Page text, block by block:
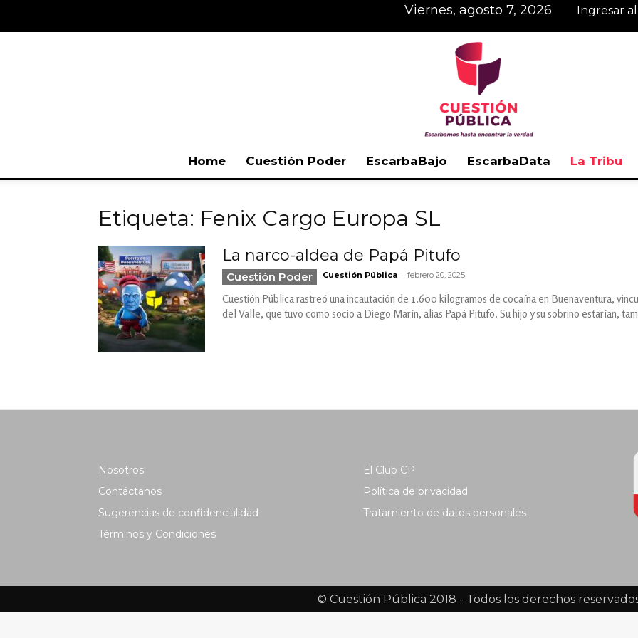
viernes, agosto 7, 2026 Ingresar
Home Cuestión Poder EscarbaBajo EscarbaData La Tribu
Etiqueta: Fenix Cargo Europa SL
La narco-aldea de Papá Pitufo
Cuestión Poder Cuestión Pública - febrero 20, 2025
Cuestión Pública rastreó una incautación de 1.600 kilogramos de cocaína en Buenaventura,
del Valle, que tuvo como socio a Diego Marín, alias Papá Pitufo. Su hijo y su sobrino estarían,
Nosotros
Contáctanos
Sugerencias de confidencialidad
Términos y Condiciones
El Club CP
Política de privacidad
Tratamiento de datos personales
© Cuestión Pública 2018 - Todos los derechos